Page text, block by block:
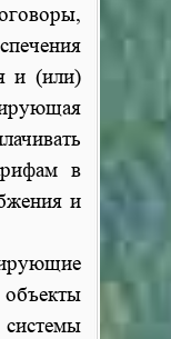
и (или)
в
и